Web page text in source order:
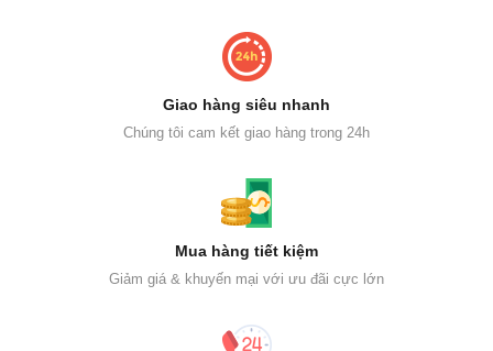
Giao hàng siêu nhanh
Chúng tôi cam kết giao hàng trong 24h
Mua hàng tiết kiệm
Giảm giá & khuyến mại với ưu đãi cực lớn